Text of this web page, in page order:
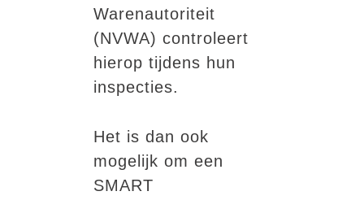
Warenautoriteit
(NVWA) controleert
hierop tijdens hun
inspecties.
Het is dan ook
mogelijk om een
SMART